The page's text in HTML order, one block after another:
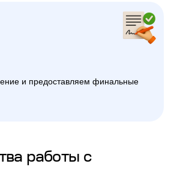
и предоставляем финальные
работы с